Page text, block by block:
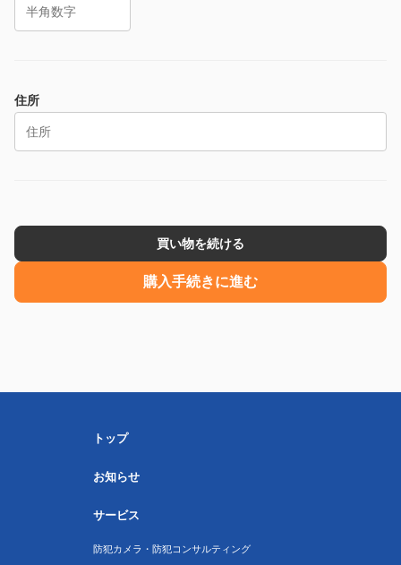
住所
買い物を続ける
購入手続きに進む
トップ
お知らせ
サービス
防犯カメラ・防犯コンサルティング